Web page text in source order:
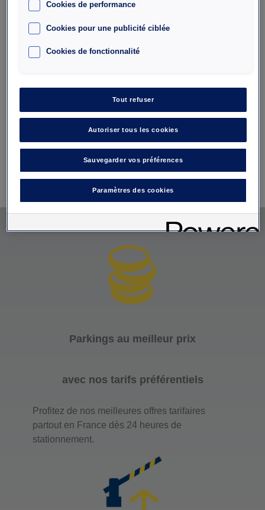
Le service par Interparking
Parkings au meilleur prix
avec nos tarifs préférentiels
Profitez de nos meilleures offres tarifaires
partout en France dès 24 heures de
stationnement.
Cookies de performance
Cookies pour une publicité ciblée
Cookies de fonctionnalité
Tout refuser
Autoriser tous les cookies
Sauvegarder vos préférences
Paramètres des cookies